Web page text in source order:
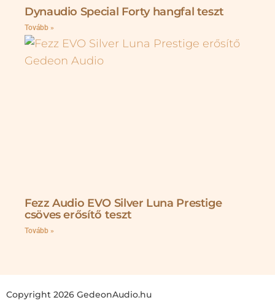
Dynaudio Special Forty hangfal teszt
Tovább »
Fezz Audio EVO Silver Luna Prestige
csöves erősítő teszt
Tovább »
Copyright 2026 GedeonAudio.hu